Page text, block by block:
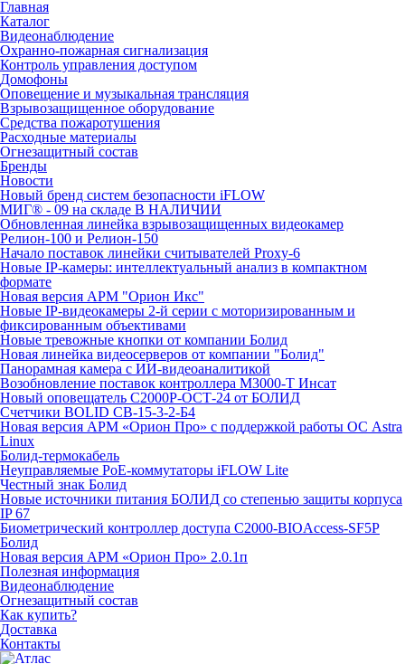
Главная
Каталог
Видеонаблюдение
Охранно-пожарная сигнализация
Контроль управления доступом
Домофоны
Оповещение и музыкальная трансляция
Взрывозащищенное оборудование
Средства пожаротушения
Расходные материалы
Огнезащитный состав
Бренды
Новости
Новый бренд систем безопасности iFLOW
МИГ® - 09 на складе В НАЛИЧИИ
Обновленная линейка взрывозащищенных видеокамер
Релион-100 и Релион-150
Начало поставок линейки считывателей Proxy-6
Новые IP-камеры: интеллектуальный анализ в компактном
формате
Новая версия АРМ "Орион Икс"
Новые IP-видеокамеры 2-й серии с моторизированным и
фиксированным объективами
Новые тревожные кнопки от компании Болид
Новая линейка видеосерверов от компании "Болид"
Панорамная камера с ИИ-видеоаналитикой
Возобновление поставок контроллера М3000-Т Инсат
Новый оповещатель С2000Р-ОСТ-24 от БОЛИД
Счетчики BOLID СВ-15-3-2-Б4
Новая версия АРМ «Орион Про» с поддержкой работы ОС Astra
Linux
Болид-термокабель
Неуправляемые PoE-коммутаторы iFLOW Lite
Честный знак Болид
Новые источники питания БОЛИД со степенью защиты корпуса
IP 67
Биометрический контроллер доступа С2000-BIOAccess-SF5P
Болид
Новая версия АРМ «Орион Про» 2.0.1п
Полезная информация
Видеонаблюдение
Огнезащитный состав
Как купить?
Доставка
Контакты